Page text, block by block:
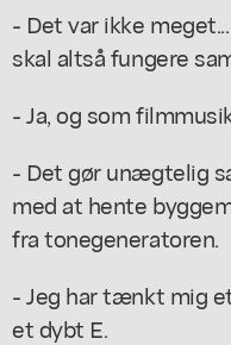
- Det var ikke
skal altså fungere
- Ja, og som
- Det gør unægtelig
med at hente
fra tonegeneratoren.
- Jeg har tænkt mig
et dybt E.